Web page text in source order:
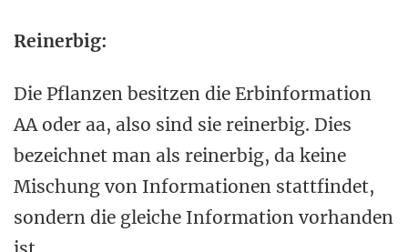
Reinerbig:
Die Pflanzen besitzen die Erbinformation
AA oder aa, also sind sie reinerbig. Dies
bezeichnet man als reinerbig, da keine
Mischung von Informationen stattfindet,
sondern die gleiche Information vorhanden